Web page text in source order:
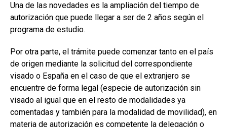
Una de las novedades es la ampliación del tiempo de
autorización que puede llegar a ser de 2 años según el
programa de estudio.
Por otra parte, el trámite puede comenzar tanto en el país
de origen mediante la solicitud del correspondiente
visado o España en el caso de que el extranjero se
encuentre de forma legal (especie de autorización sin
visado al igual que en el resto de modalidades ya
comentadas y también para la modalidad de movilidad), en
materia de autorización es competente la delegación o